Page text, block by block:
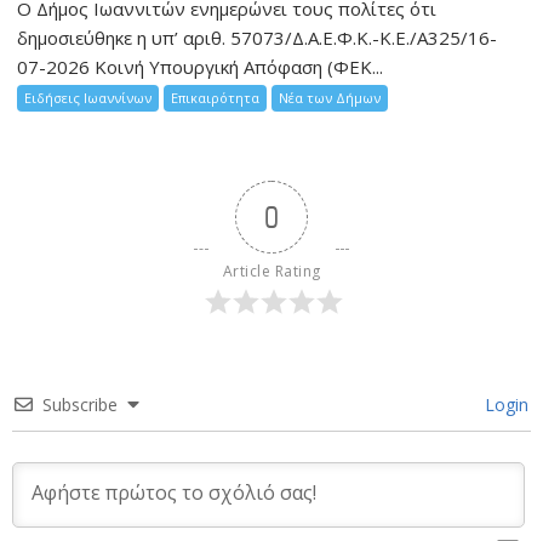
Ο Δήμος Ιωαννιτών ενημερώνει τους πολίτες ότι
δημοσιεύθηκε η υπ’ αριθ. 57073/Δ.Α.Ε.Φ.Κ.-Κ.Ε./Α325/16-
07-2026 Κοινή Υπουργική Απόφαση (ΦΕΚ...
Ειδήσεις Ιωαννίνων Επικαιρότητα Νέα των Δήμων
0
Article Rating
Subscribe Login